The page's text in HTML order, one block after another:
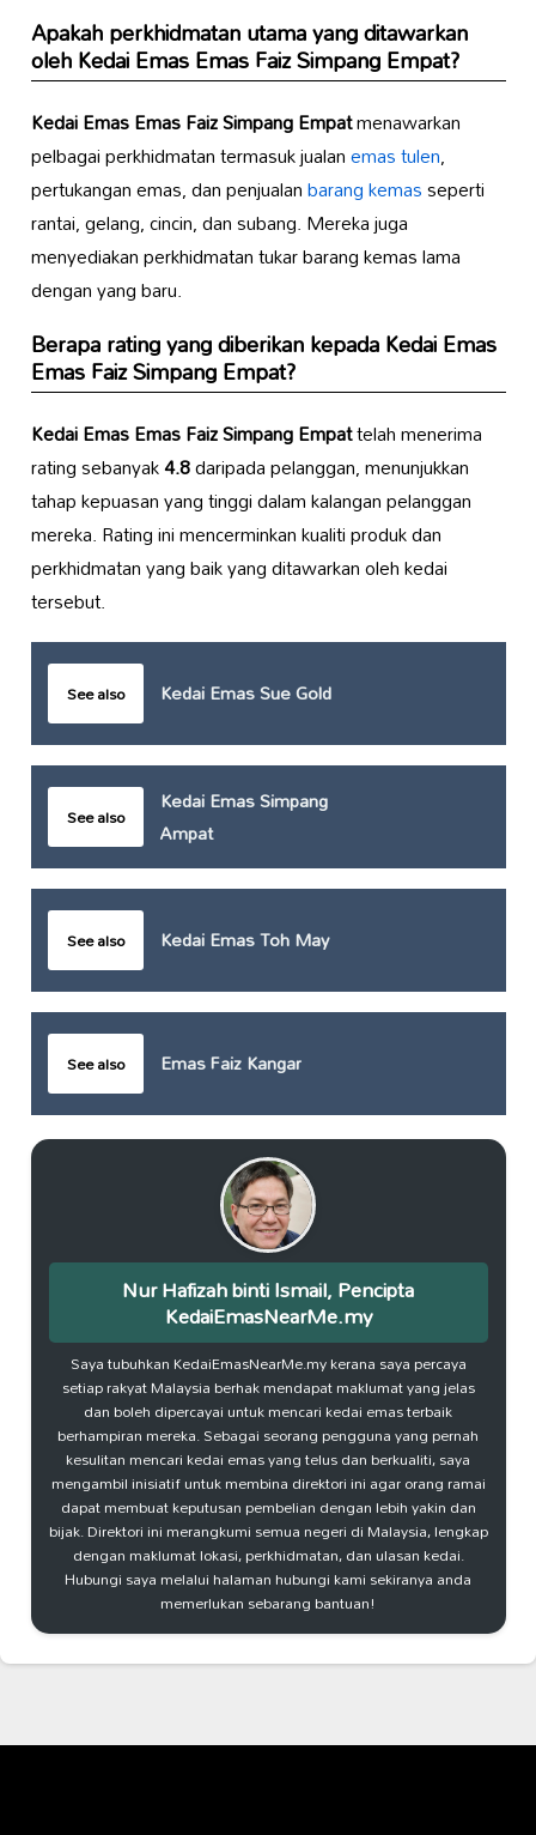
Apakah perkhidmatan utama yang ditawarkan
olehKedai Emas Emas Faiz Simpang Empat?
Kedai Emas Emas Faiz Simpang Empatmenawarkan
pelbagai perkhidmatan termasuk jualanemas tulen,
pertukangan emas, dan penjualanbarang kemasseperti
rantai, gelang, cincin, dan subang. Mereka juga
menyediakan perkhidmatan tukar barang kemas lama
dengan yang baru.
Berapa rating yang diberikan kepadaKedai Emas
Emas Faiz Simpang Empat?
Kedai Emas Emas Faiz Simpang Empattelah menerima
rating sebanyak4.8daripada pelanggan, menunjukkan
tahap kepuasan yang tinggi dalam kalangan pelanggan
mereka. Rating ini mencerminkan kualiti produk dan
perkhidmatan yang baik yang ditawarkan oleh kedai
tersebut.
See also Kedai Emas Sue Gold
See also
Kedai Emas Simpang
Ampat
See also Kedai Emas Toh May
See also Emas Faiz Kangar
Nur Hafizah binti Ismail, Pencipta
KedaiEmasNearMe.my
Saya tubuhkan KedaiEmasNearMe.my kerana saya percaya
setiap rakyat Malaysia berhak mendapat maklumat yang jelas
dan boleh dipercayai untuk mencari kedai emas terbaik
berhampiran mereka. Sebagai seorang pengguna yang pernah
kesulitan mencari kedai emas yang telus dan berkualiti, saya
mengambil inisiatif untuk membina direktori ini agar orang ramai
dapat membuat keputusan pembelian dengan lebih yakin dan
bijak. Direktori ini merangkumi semua negeri di Malaysia, lengkap
dengan maklumat lokasi, perkhidmatan, dan ulasan kedai.
Hubungi saya melalui halaman hubungi kami sekiranya anda
memerlukan sebarang bantuan!